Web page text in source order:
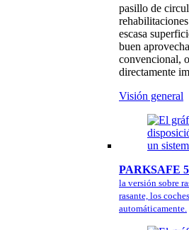
pasillo de
escasa
buen
convencional,
directamente
Visión general
PARKSAFE
la versión sobre
rasante, los
automáticamente.